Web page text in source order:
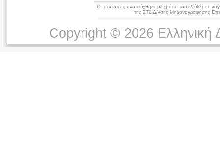
Ο Ιστότοπος αναπτύχθηκε με χρήση του ελεύθερου
της ΣΤ2 Δ/νσης Μηχανογράφησης
Copyright © 2026